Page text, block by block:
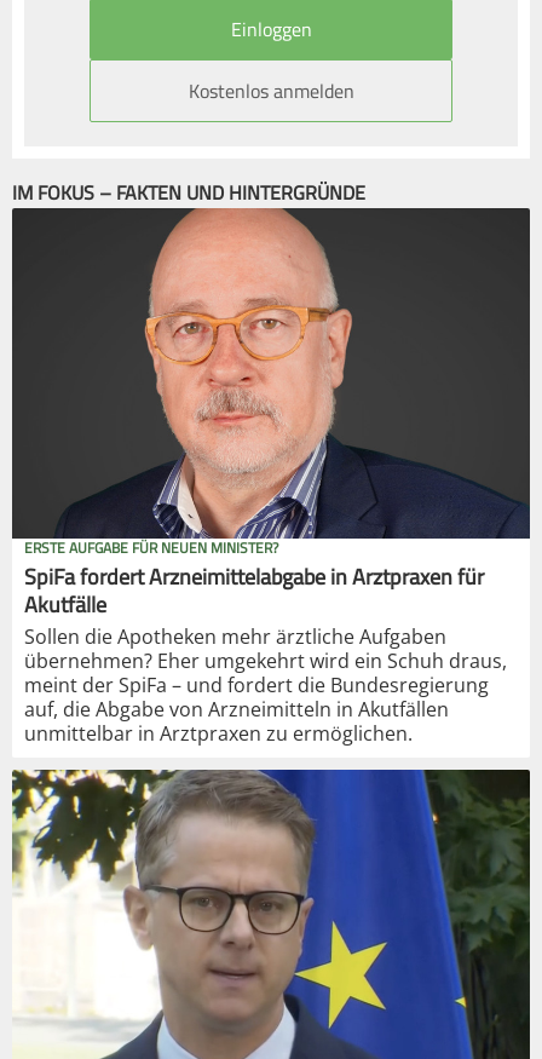
Kostenlos anmelden
IM FOKUS – FAKTEN UND HINTERGRÜNDE
ERSTE AUFGABE FÜR NEUEN MINISTER?
SpiFa fordert Arzneimittelabgabe in Arztpraxen für
Akutfälle
Sollen die Apotheken mehr ärztliche Aufgaben
übernehmen? Eher umgekehrt wird ein Schuh draus,
meint der SpiFa – und fordert die Bundesregierung
auf, die Abgabe von Arzneimitteln in Akutfällen
unmittelbar in Arztpraxen zu ermöglichen.